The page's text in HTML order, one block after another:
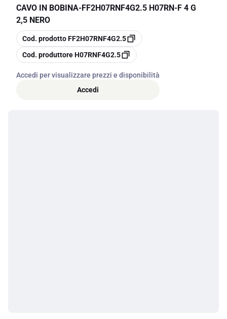
CAVO IN BOBINA-FF2H07RNF4G2.5 H07RN-F 4 G
2,5 NERO
copia
Cod. prodottoFF2H07RNF4G2.5
copia
Cod. produttoreH07RNF4G2.5
Accedi per visualizzare prezzi e disponibilità
Accedi